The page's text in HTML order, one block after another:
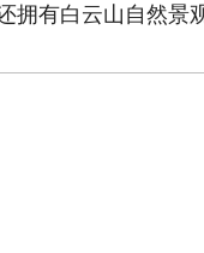
拥有白云山自然景观